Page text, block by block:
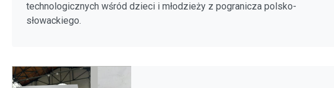
technologicznych wśród dzieci i młodzieży z pogranicza polsko-
słowackiego.